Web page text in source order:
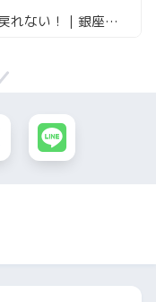
割きたての鰻を見せられたら、もう戻れない！｜銀座・四代目高橋屋